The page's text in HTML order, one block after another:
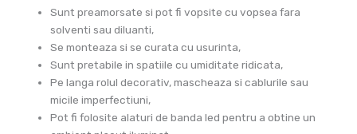
Sunt preamorsate si pot fi vopsite cu vopsea fara
solventi sau diluanti,
Se monteaza si se curata cu usurinta,
Sunt pretabile in spatiile cu umiditate ridicata,
Pe langa rolul decorativ, mascheaza si cablurile sau
micile imperfectiuni,
Pot fi folosite alaturi de banda led pentru a obtine un